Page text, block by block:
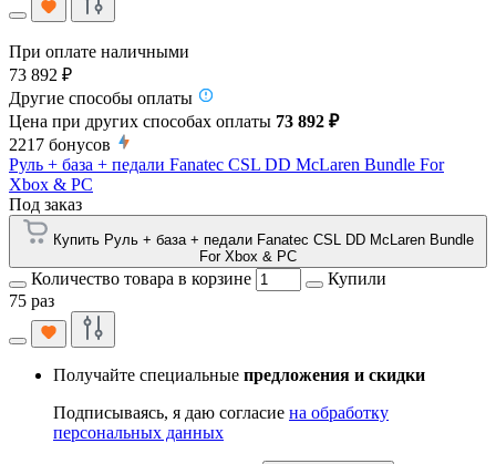
При оплате наличными
73 892 ₽
Другие способы оплаты
Цена при других способах оплаты 73 892 ₽
2217 бонусов
Руль + база + педали Fanatec CSL DD McLaren Bundle For
Xbox & PC
Под заказ
Купить Руль + база + педали Fanatec CSL DD McLaren Bundle
For Xbox & PC
Количество товара в корзине
Купили
75 раз
Получайте специальные предложения и скидки
Подписываясь, я даю согласие на обработку
персональных данных